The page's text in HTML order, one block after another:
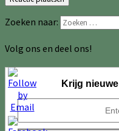
Zoeken naar:
Volg ons en deel ons!
Krijg